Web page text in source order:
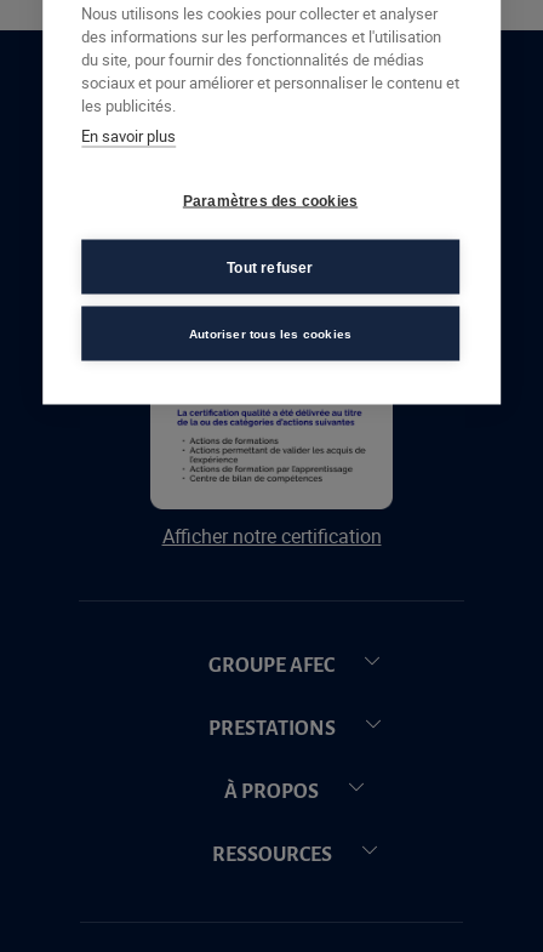
RESTONS EN CONTACT
Afficher notre certification
GROUPE AFEC
PRESTATIONS
À PROPOS
RESSOURCES
Nous utilisons les cookies pour collecter et analyser
des informations sur les performances et l'utilisation
du site, pour fournir des fonctionnalités de médias
sociaux et pour améliorer et personnaliser le contenu et
les publicités.
En savoir plus
Paramètres des cookies
Tout refuser
Autoriser tous les cookies